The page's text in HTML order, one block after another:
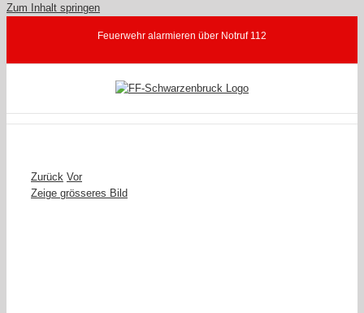
Zum Inhalt springen
Feuerwehr alarmieren über Notruf 112
Zurück Vor
Zeige grösseres Bild